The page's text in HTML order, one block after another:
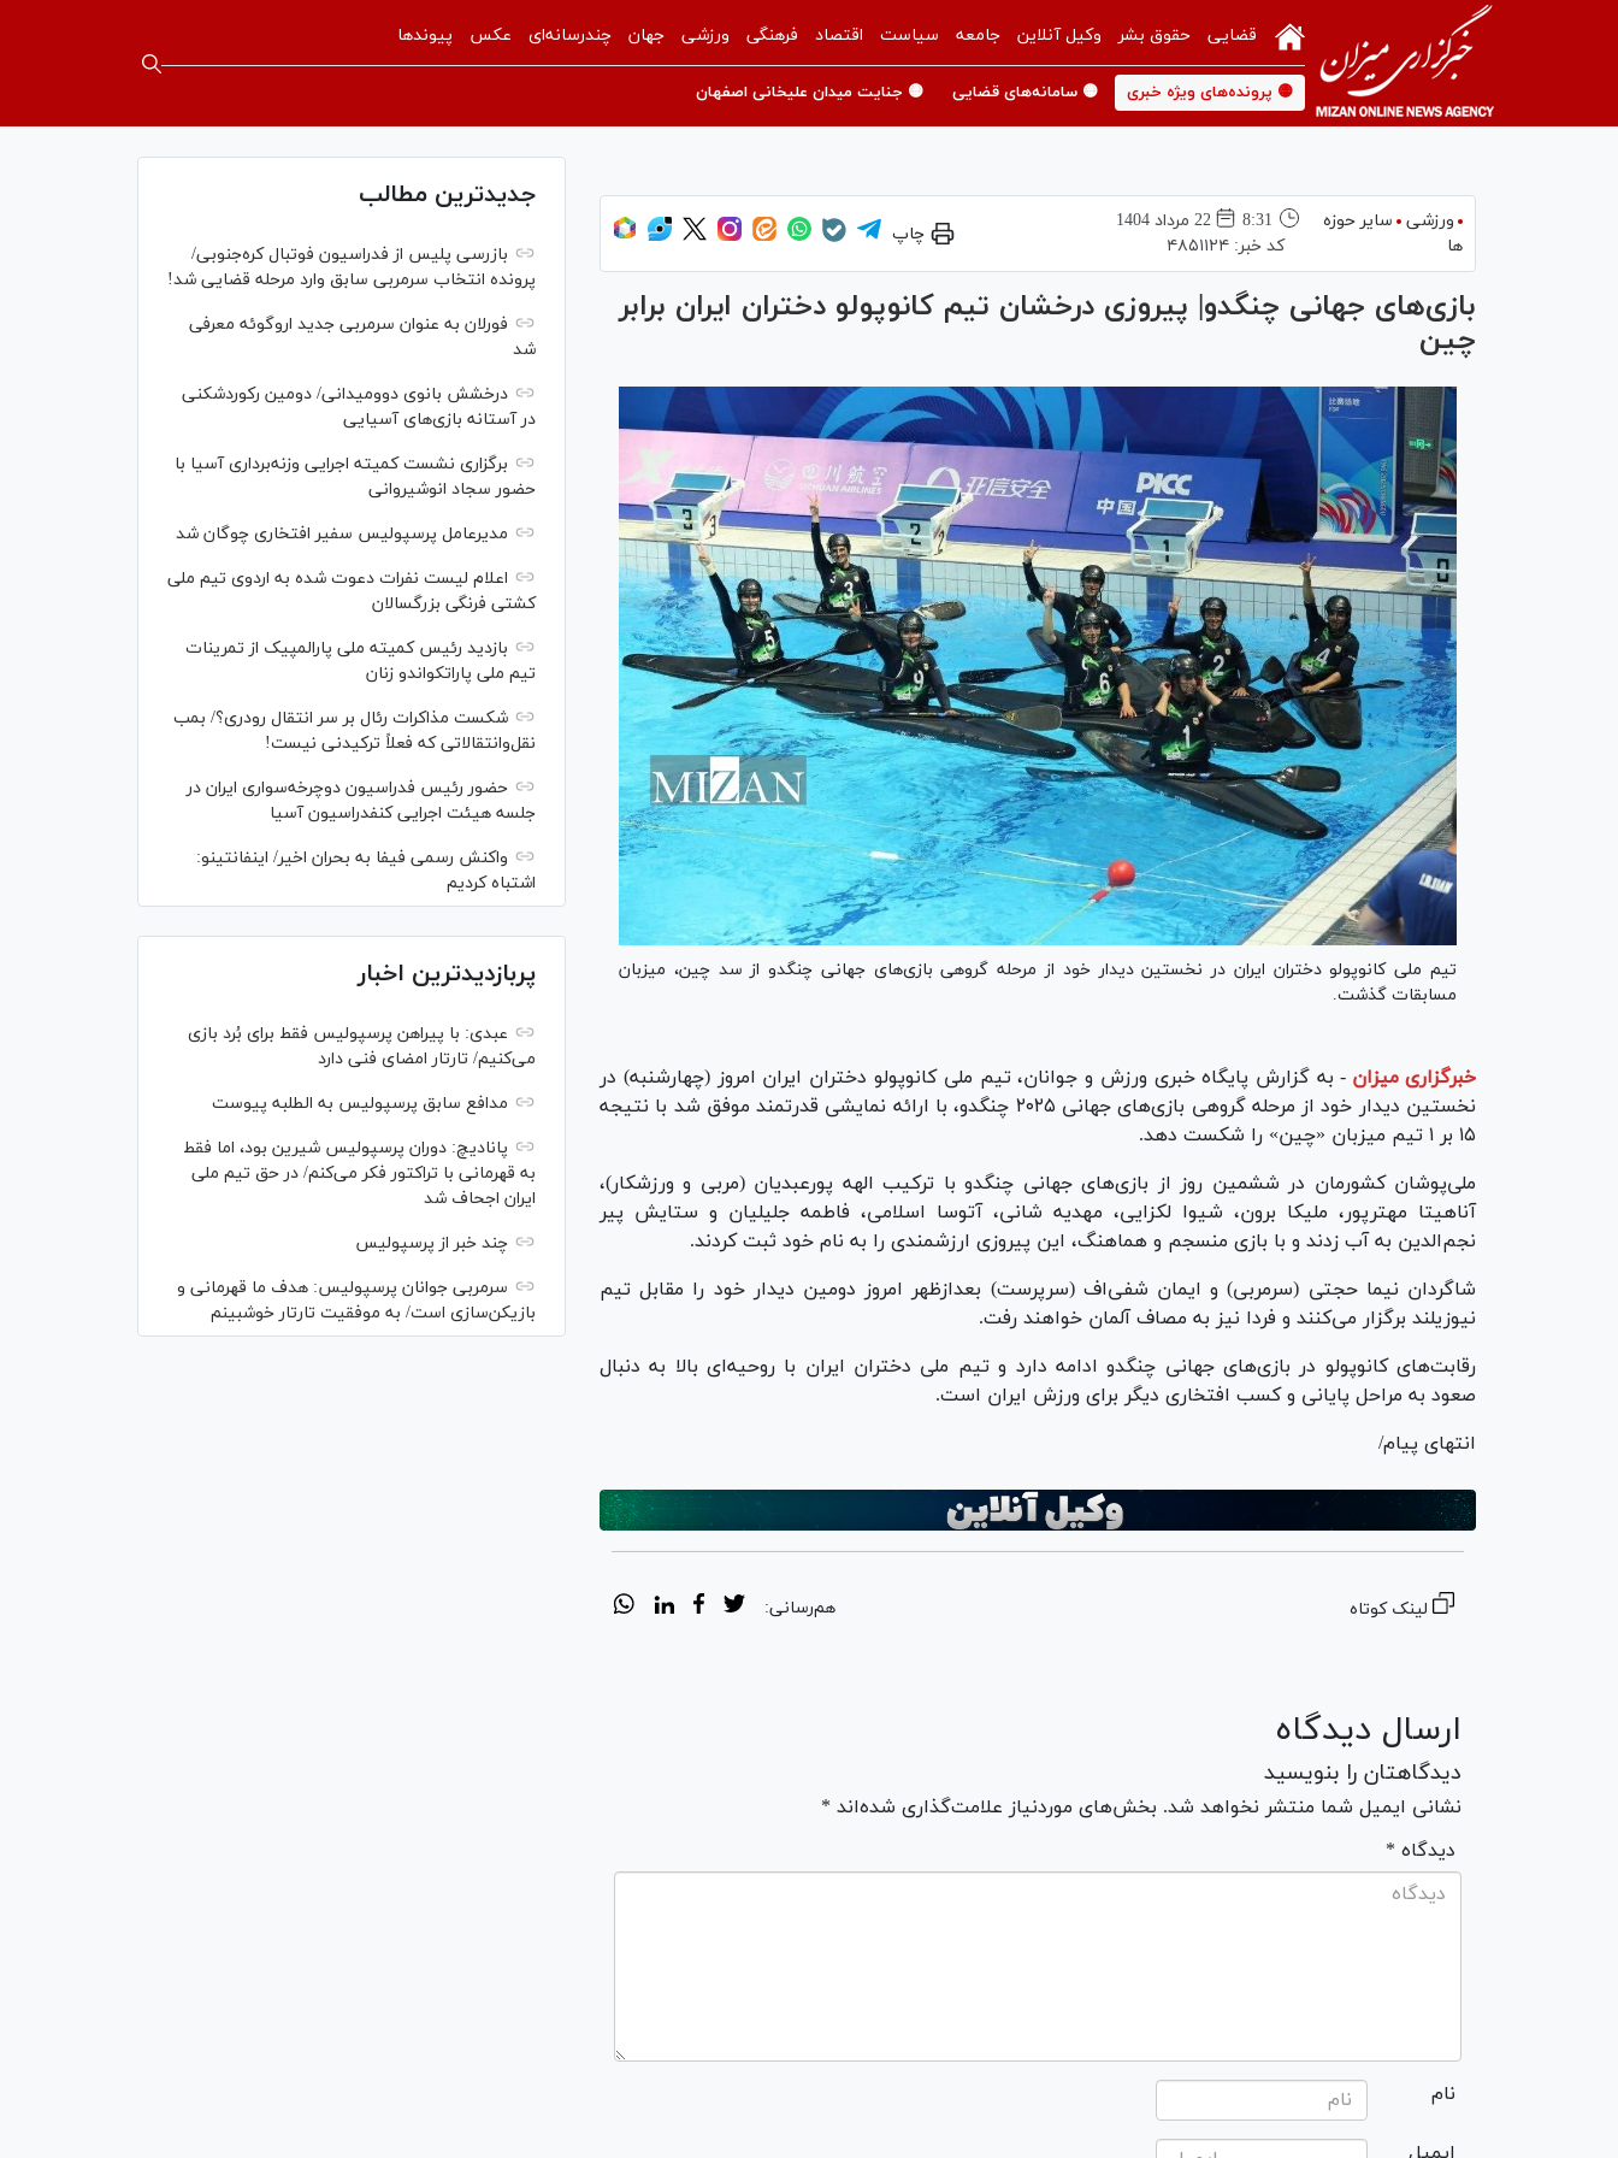
قضایی حقوق بشر وکیل آنلاین جامعه سیاست اقتصاد فرهنگی ورزشی جهان چندرسانه‌ای عکس پیوندها
🟡 پرونده‌های ویژه خبری 🟡 سامانه‌های قضایی 🟡 جنایت میدان علیخانی اصفهان
ورزشی
سایر حوزه
ها
8:31
22 مرداد 1404
کد خبر:۴۸۵۱۱۲۴
چاپ
بازی‌های جهانی چنگدو| پیروزی درخشان تیم کانوپولو دختران ایران برابر
چین
تیم ملی کانوپولو دختران ایران در نخستین دیدار خود از مرحله گروهی بازی‌های جهانی چنگدو از سد چین، میزبان
مسابقات گذشت.
خبرگزاری میزان - به گزارش پایگاه خبری ورزش و جوانان، تیم ملی کانوپولو دختران ایران امروز (چهارشنبه) در
نخستین دیدار خود از مرحله گروهی بازی‌های جهانی ۲۰۲۵ چنگدو، با ارائه نمایشی قدرتمند موفق شد با نتیجه
۱۵ بر ۱ تیم میزبان «چین» را شکست دهد.
ملی‌پوشان کشورمان در ششمین روز از بازی‌های جهانی چنگدو با ترکیب الهه پورعبدیان (مربی و ورزشکار)،
آناهیتا مهترپور، ملیکا برون، شیوا لکزایی، مهدیه شانی، آتوسا اسلامی، فاطمه جلیلیان و ستایش پیر
نجم‌الدین به آب زدند و با بازی منسجم و هماهنگ، این پیروزی ارزشمندی را به نام خود ثبت کردند.
شاگردان نیما حجتی (سرمربی) و ایمان شفی‌اف (سرپرست) بعدازظهر امروز دومین دیدار خود را مقابل تیم
نیوزیلند برگزار می‌کنند و فردا نیز به مصاف آلمان خواهند رفت.
رقابت‌های کانوپولو در بازی‌های جهانی چنگدو ادامه دارد و تیم ملی دختران ایران با روحیه‌ای بالا به دنبال
صعود به مراحل پایانی و کسب افتخاری دیگر برای ورزش ایران است.
انتهای پیام/
لینک کوتاه هم‌رسانی:
ارسال دیدگاه
دیدگاهتان را بنویسید
نشانی ایمیل شما منتشر نخواهد شد. بخش‌های موردنیاز علامت‌گذاری شده‌اند *
* دیدگاه
نام
جدیدترین مطالب
بازرسی پلیس از فدراسیون فوتبال کره‌جنوبی/
پرونده انتخاب سرمربی سابق وارد مرحله قضایی شد!
فورلان به عنوان سرمربی جدید اروگوئه معرفی
شد
درخشش بانوی دوومیدانی/ دومین رکوردشکنی
در آستانه بازی‌های آسیایی
برگزاری نشست کمیته اجرایی وزنه‌برداری آسیا با
حضور سجاد انوشیروانی
مدیرعامل پرسپولیس سفیر افتخاری چوگان شد
اعلام لیست نفرات دعوت شده به اردوی تیم ملی
کشتی فرنگی بزرگسالان
بازدید رئیس کمیته ملی پارالمپیک از تمرینات
تیم ملی پاراتکواندو زنان
شکست مذاکرات رئال بر سر انتقال رودری؟/ بمب
نقل‌وانتقالاتی که فعلاً ترکیدنی نیست!
حضور رئیس فدراسیون دوچرخه‌سواری ایران در
جلسه هیئت اجرایی کنفدراسیون آسیا
واکنش رسمی فیفا به بحران اخیر/ اینفانتینو:
اشتباه کردیم
پربازدیدترین اخبار
عبدی: با پیراهن پرسپولیس فقط برای بُرد بازی
می‌کنیم/ تارتار امضای فنی دارد
مدافع سابق پرسپولیس به الطلبه پیوست
پانادیچ: دوران پرسپولیس شیرین بود، اما فقط
به قهرمانی با تراکتور فکر می‌کنم/ در حق تیم ملی
ایران اجحاف شد
چند خبر از پرسپولیس
سرمربی جوانان پرسپولیس: هدف ما قهرمانی و
بازیکن‌سازی است/ به موفقیت تارتار خوشبینم